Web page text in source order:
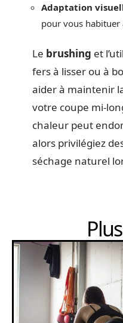
Adaptation
pour vous habituer
Le brushing et
fers à lisser ou à
aider à maintenir
votre coupe mi-
chaleur peut
alors privilégiez
séchage naturel